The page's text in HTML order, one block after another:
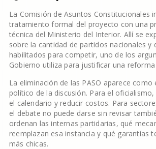
La Comisión de Asuntos Constitucionales
tratamiento formal del proyecto con una
técnica del Ministerio del Interior. Allí se
sobre la cantidad de partidos nacionales y
habilitados para competir, uno de los
Gobierno utiliza para justificar una
La eliminación de las PASO aparece como
político de la discusión. Para el
el calendario y reducir costos. Para
el debate no puede darse sin revisar
ordenan las internas partidarias, qué
reemplazan esa instancia y qué garantías
más chicas.